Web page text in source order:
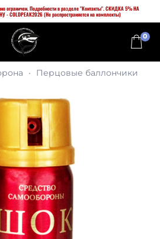
ограничен. Подробности в разделе "Контакты". СКИДКА 5% НА
(Не распространяется на комплекты)
0
Перцовые баллончики